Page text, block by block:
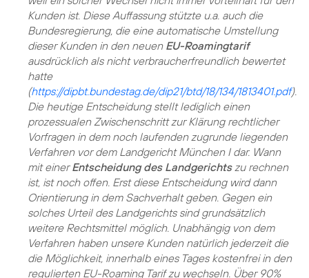
Kunden ist. Diese Auffassung stützte u.a. auch die
Bundesregierung, die eine automatische Umstellung
dieser Kunden in den neuen EU-Roamingtarif
ausdrücklich als nicht verbraucherfreundlich bewertet
hatte
(https://dipbt.bundestag.de/dip21/btd/18/134/1813401.pdf).
Die heutige Entscheidung stellt lediglich einen
prozessualen Zwischenschritt zur Klärung rechtlicher
Vorfragen in dem noch laufenden zugrunde liegenden
Verfahren vor dem Landgericht München I dar. Wann
mit einerEntscheidung des Landgerichtszu rechnen
ist, ist noch offen. Erst diese Entscheidung wird dann
Orientierung in dem Sachverhalt geben. Gegen ein
solches Urteil des Landgerichts sind grundsätzlich
weitere Rechtsmittel möglich. Unabhängig von dem
Verfahren haben unsere Kunden natürlich jederzeit die
die Möglichkeit, innerhalb eines Tages kostenfrei in den
regulierten EU-Roaming Tarif zu wechseln. Über 90%